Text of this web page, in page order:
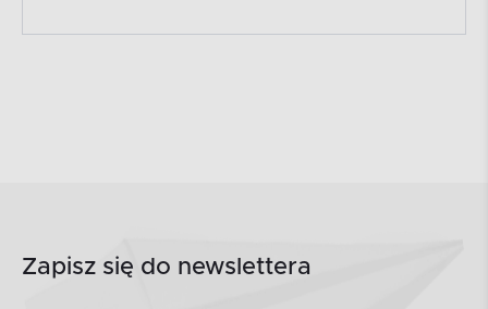
Zapisz się do newslettera